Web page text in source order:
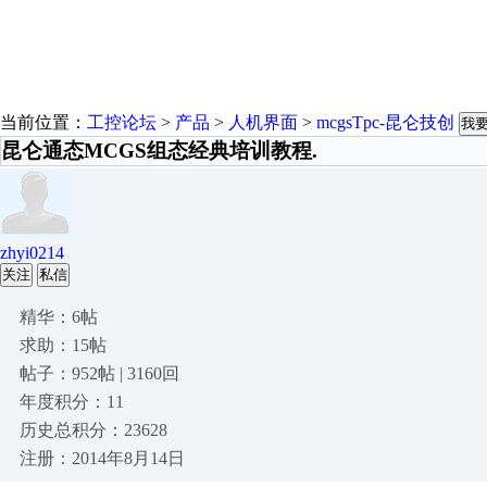
当前位置： 工控论坛 > 产品 > 人机界面 > mcgsTpc-昆仑技创 我
昆仑通态MCGS组态经典培训教程.
zhyi0214
关注 私信
精华：6帖
求助：15帖
帖子：952帖 | 3160回
年度积分：11
历史总积分：23628
注册：2014年8月14日